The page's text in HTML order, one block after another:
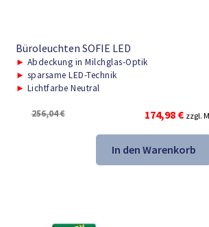
Büroleuchten SOFIE LED
► Abdeckung in Milchglas-Optik
► sparsame LED-Technik
► Lichtfarbe Neutral
256,04€
Ursprünglicher
Preis
war:
256,04 €
174,98 €
Preis
ist:
zzgl.
In den Warenkorb